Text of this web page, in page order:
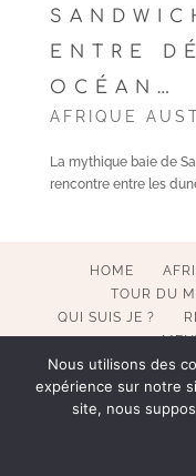
ENTRE
OCÉAN…
AFRIQUE
La mythique baie de
rencontre entre les
HOME
TOUR DU
QUI SUIS JE ?
COPYRIGHT
Nous utilisons des
expérience sur notre
site, nous